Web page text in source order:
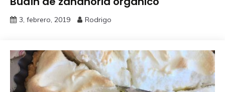
3, febrero, 2019 Rodrigo